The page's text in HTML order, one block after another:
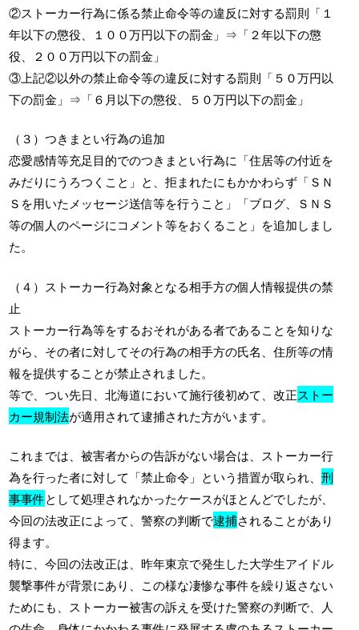
②ストーカー行為に係る禁止命令等の違反に対する罰則「１
年以下の懲役、１００万円以下の罰金」⇒「２年以下の懲
役、２００万円以下の罰金」
③上記②以外の禁止命令等の違反に対する罰則「５０万円以
下の罰金」⇒「６月以下の懲役、５０万円以下の罰金」
（３）つきまとい行為の追加
恋愛感情等充足目的でのつきまとい行為に「住居等の付近を
みだりにうろつくこと」と、拒まれたにもかかわらず「ＳＮ
Ｓを用いたメッセージ送信等を行うこと」「ブログ、ＳＮＳ
等の個人のページにコメント等をおくること」を追加しまし
た。
（４）ストーカー行為対象となる相手方の個人情報提供の禁
止
ストーカー行為等をするおそれがある者であることを知りな
がら、その者に対してその行為の相手方の氏名、住所等の情
報を提供することが禁止されました。
等で、つい先日、北海道において施行後初めて、改正ストー
カー規制法が適用されて逮捕された方がいます。
これまでは、被害者からの告訴がない場合は、ストーカー行
為を行った者に対して「禁止命令」という措置が取られ、刑
事事件として処理されなかったケースがほとんどでしたが、
今回の法改正によって、警察の判断で逮捕されることがあり
得ます。
特に、今回の法改正は、昨年東京で発生した大学生アイドル
襲撃事件が背景にあり、この様な凄惨な事件を繰り返さない
ためにも、ストーカー被害の訴えを受けた警察の判断で、人